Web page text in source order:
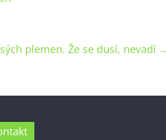
plemen. Že se dusí, nevadí